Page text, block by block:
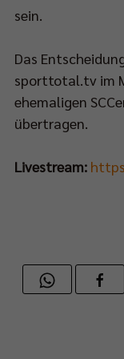
sein.
Das
sporttotal.tv im
ehemaligen
übertragen.
Livestream: